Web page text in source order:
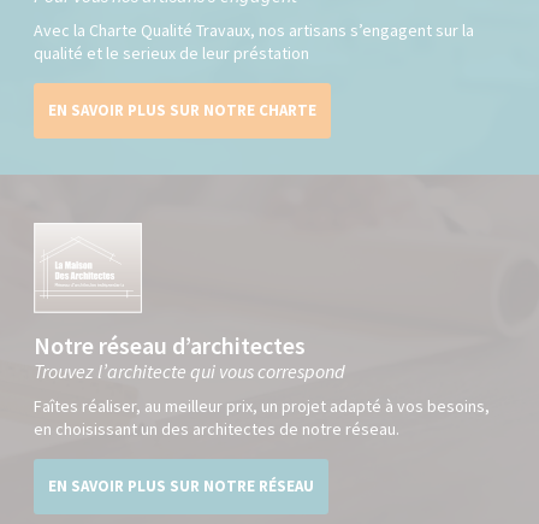
Avec la Charte Qualité Travaux, nos artisans s’engagent sur la
qualité et le serieux de leur préstation
EN SAVOIR PLUS SUR NOTRE CHARTE
Notre réseau d’architectes
Trouvez l’architecte qui vous correspond
Faîtes réaliser, au meilleur prix, un projet adapté à vos besoins,
en choisissant un des architectes de notre réseau.
EN SAVOIR PLUS SUR NOTRE RÉSEAU